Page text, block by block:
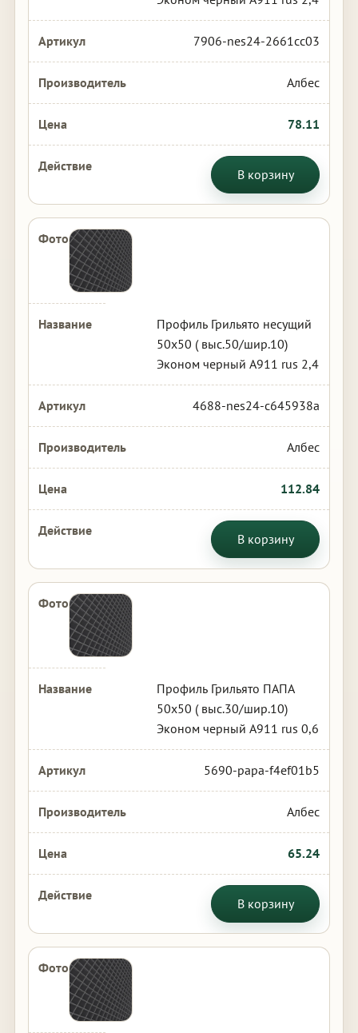
7906-nes24-2661cc03
Албес
78.11
В корзину
Профиль Грильято несущий
50х50 ( выс.50/шир.10)
Эконом черный А911 rus 2,4
4688-nes24-c645938a
Албес
112.84
В корзину
Профиль Грильято ПАПА
50х50 ( выс.30/шир.10)
Эконом черный А911 rus 0,6
5690-papa-f4ef01b5
Албес
65.24
В корзину